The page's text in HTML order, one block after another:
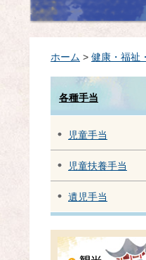
ホーム > 健康・福祉
各種手当
児童手当
児童扶養手当
遺児手当